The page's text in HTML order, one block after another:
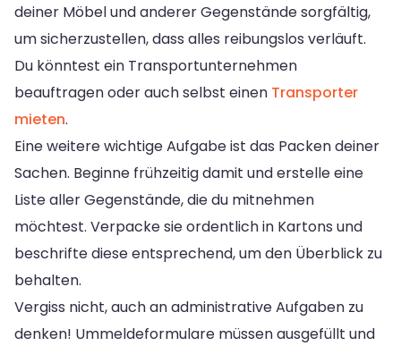
deiner Möbel und anderer Gegenstände sorgfältig,
um sicherzustellen, dass alles reibungslos verläuft.
Du könntest ein Transportunternehmen
beauftragen oder auch selbst einen Transporter
mieten.
Eine weitere wichtige Aufgabe ist das Packen deiner
Sachen. Beginne frühzeitig damit und erstelle eine
Liste aller Gegenstände, die du mitnehmen
möchtest. Verpacke sie ordentlich in Kartons und
beschrifte diese entsprechend, um den Überblick zu
behalten.
Vergiss nicht, auch an administrative Aufgaben zu
denken! Ummeldeformulare müssen ausgefüllt und